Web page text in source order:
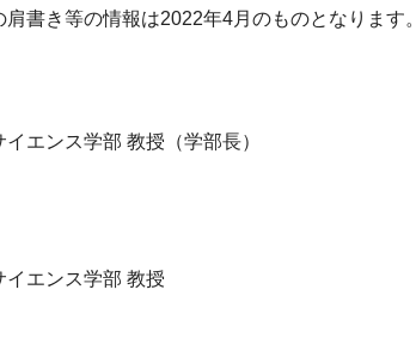
肩書き等の情報は2022年4月のものとなります。
エンス学部 教授（学部長）
エンス学部 教授